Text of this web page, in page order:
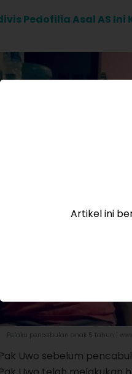
Pedofilia Asal AS Ini
Pelaku pencabulan anak 5 tahun |
Uwo sebelum
Artikel ini